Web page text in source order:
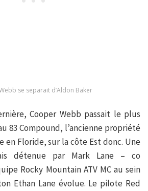
se separait d’Aldon Baker
Cooper Webb passait le plus
83 Compound, l’ancienne propriété
en Floride, sur la côte Est donc. Une
détenue par Mark Lane – co
Rocky Mountain ATV MC au sein
Ethan Lane évolue. Le pilote Red